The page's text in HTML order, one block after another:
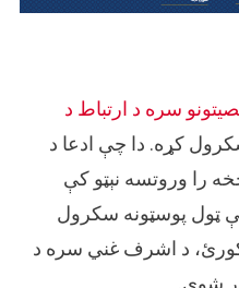
سره د ارتباط د
کړه. دا چې ادعا د
8مې نېټې څخه را وروتسه نېټو کې
ټول پوسټونه سکرول
د اشرف غني سره د
شوی.